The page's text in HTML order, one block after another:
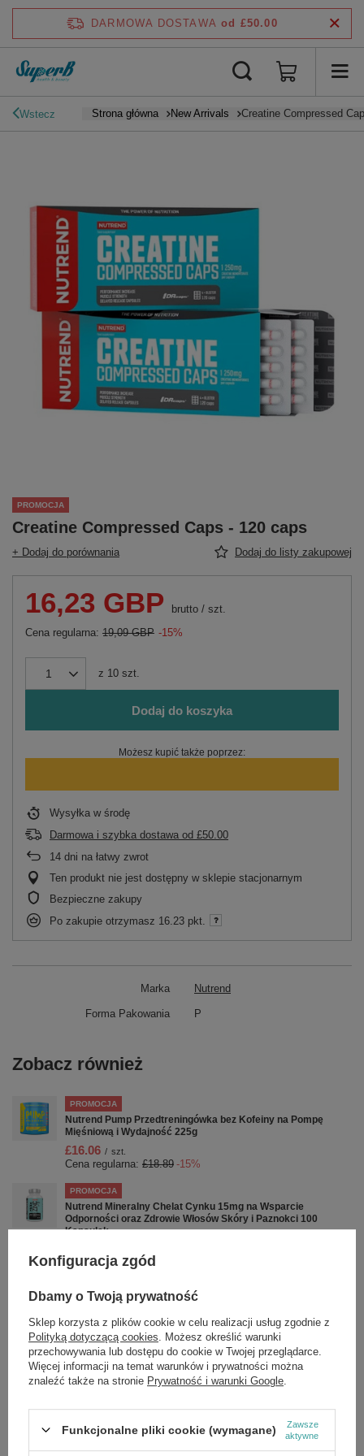
DARMOWA DOSTAWA od £50.00
Wstecz Strona główna New Arrivals Creatine Compressed
PROMOCJA
Creatine Compressed Caps - 120 caps
+ Dodaj do porównania Dodaj do listy zakupowej
16,23 GBP brutto / szt.
Cena regularna: 19,09 GBP -15%
z 10 szt.
Dodaj do koszyka
Możesz kupić także poprzez:
Wysyłka w środę
Darmowa i szybka dostawa od £50.00
14 dni na łatwy zwrot
Ten produkt nie jest dostępny w sklepie stacjonarnym
Bezpieczne zakupy
Po zakupie otrzymasz 16.23 pkt.
Marka Nutrend
Forma Pakowania P
Zobacz również
PROMOCJA
Nutrend Pump Przedtreningówka bez Kofeiny na Pompę
Mięśniową i Wydajność 225g
£16.06 / szt.
Cena regularna: £18.89 -15%
PROMOCJA
Nutrend Mineralny Chelat Cynku 15mg na Wsparcie
Odporności oraz Zdrowie Włosów Skóry i Paznokci 100
Kapsułek
Cena regularna:£8.59
PROMOCJA
Flexit Gold Drink, Blackcurrant - 400g
£19.37 / szt.
Cena regularna:£22.79 -15%
OKAZJA
Nutrend Pump Pre-Workout Shot Rainbow Przedtreningówka
£25.92 / szt.
Cena regularna: £30.49 -15%
PROMOCJA
Konfiguracja zgód
Dbamy o Twoją prywatność
Sklep korzysta z plików cookie w celu realizacji usług zgodnie z
Polityką dotyczącą cookies . Możesz określić warunki
przechowywania lub dostępu do cookie w Twojej przeglądarce.
Więcej informacji na temat warunków i prywatności można
znaleźć także na stronie Prywatność i warunki Google
Funkcjonalne pliki cookie (wymagane)
Zawsze
aktywne